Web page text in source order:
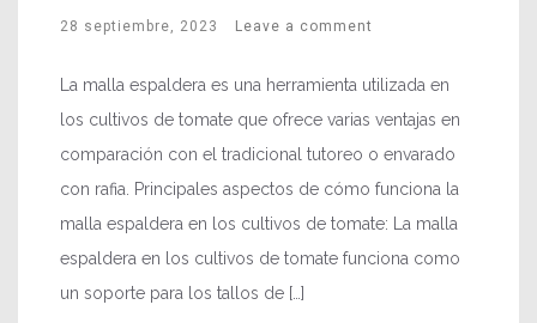
28 septiembre, 2023 Leave a comment
La malla espaldera es una herramienta utilizada en
los cultivos de tomate que ofrece varias ventajas en
comparación con el tradicional tutoreo o envarado
con rafia. Principales aspectos de cómo funciona la
malla espaldera en los cultivos de tomate: La malla
espaldera en los cultivos de tomate funciona como
un soporte para los tallos de […]